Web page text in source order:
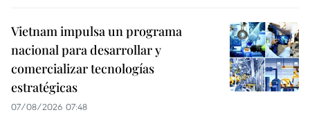
Vietnam impulsa un programa
nacional para desarrollar y
comercializar tecnologías
estratégicas
07/08/2026 07:48